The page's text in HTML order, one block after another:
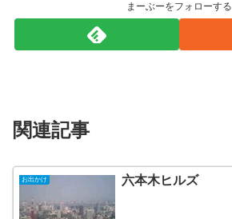
まーぶーをフォローする
関連記事
お出かけ 六本木ヒルズ